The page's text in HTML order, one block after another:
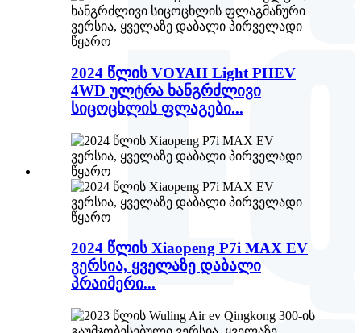
2024 წლის VOYAH Light PHEV
4WD ულტრა ხანგრძლივი
სიცოცხლის ფლაგები...
2024 წლის Xiaopeng P7i MAX EV
ვერსია, ყველაზე დაბალი
პრაიმერი...